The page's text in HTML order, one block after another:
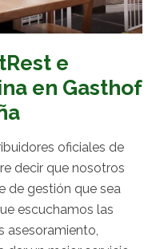
e
en Gasthof
oficiales de
decir que nosotros
de gestión que sea
escuchamos las
asesoramiento,